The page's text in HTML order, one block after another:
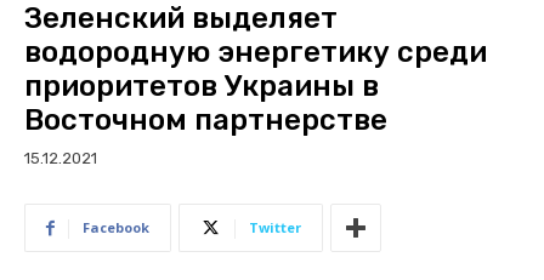
Зеленский выделяет
водородную энергетику среди
приоритетов Украины в
Восточном партнерстве
15.12.2021
Facebook Twitter